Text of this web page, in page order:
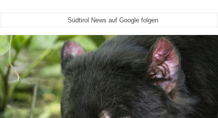
Südtirol News auf Google folgen